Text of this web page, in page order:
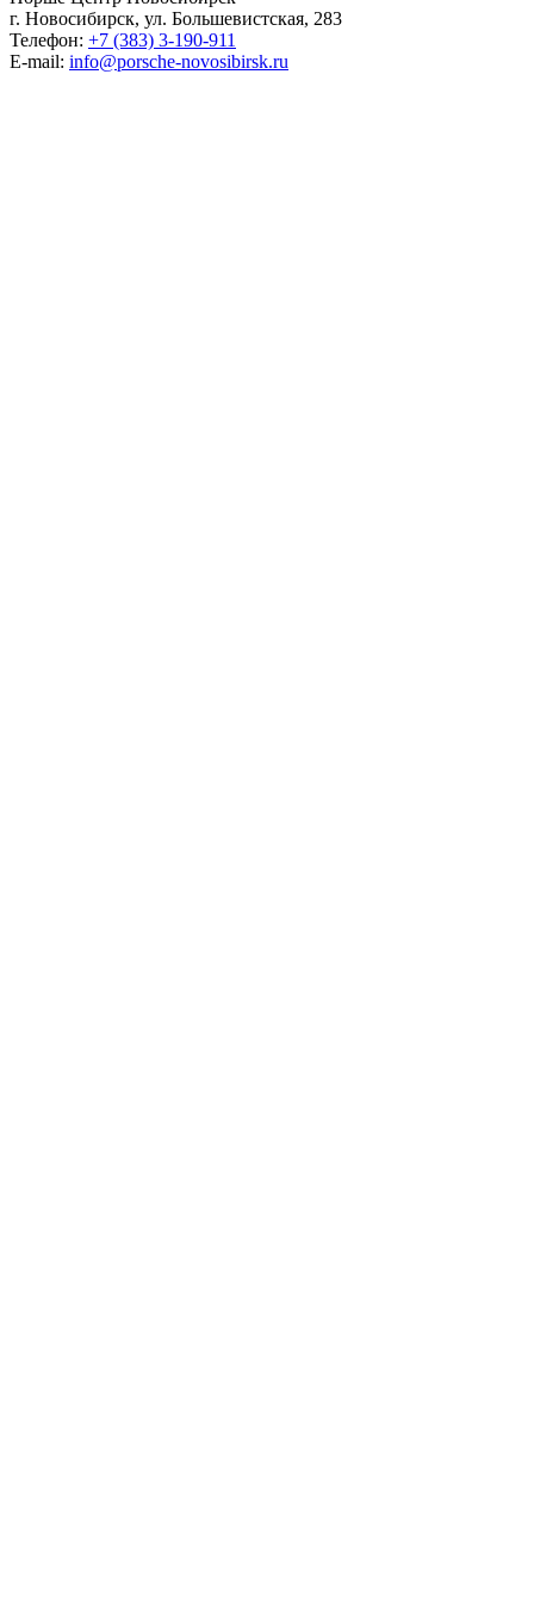
г. Новосибирск, ул. Большевистская, 283
Телефон: +7 (383) 3-190-911
E-mail: info@porsche-novosibirsk.ru